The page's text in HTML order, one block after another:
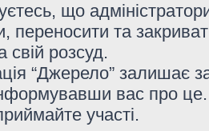
що
переносити та
свій розсуд.
“Джерело” залишає
вас про
участі.